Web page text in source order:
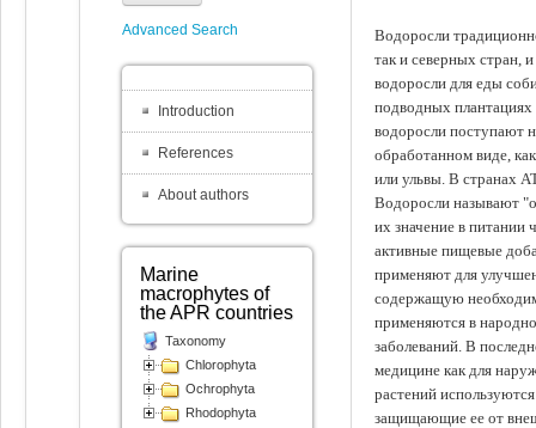
Водоросли
так и северных стран,
водоросли для еды
подводных
водоросли поступают
обработанном виде,
или ульвы. В странах
Водоросли называют
их значение в питании
активные пищевые
применяют для
содержащую
применяются в
заболеваний. В
медицине как для
растений
защищающие ее от
Advanced Search
Introduction
References
About authors
Marine
macrophytes of
the APR countries
Taxonomy
Chlorophyta
Ochrophyta
Rhodophyta